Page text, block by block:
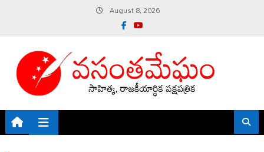
content
August 8, 2026